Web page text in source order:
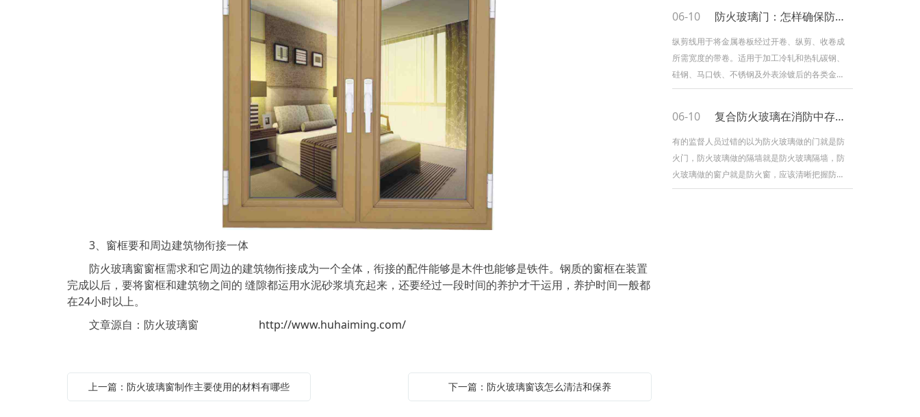
3、窗框要和周边建筑物衔接一体
防火玻璃窗窗框需求和它周边的建筑物衔接成为一个全体，衔接的配件能够是木件也能够是铁件。钢质的窗框在装置
完成以后，要将窗框和建筑物之间的 缝隙都运用水泥砂浆填充起来，还要经过一段时间的养护才干运用，养护时间一般都
在24小时以上。
文章源自：防火玻璃窗
http://www.huhaiming.com/
上一篇：防火玻璃窗制作主要使用的材料有哪些 下一篇：防火玻璃窗该怎么清洁和保养
前后中止的时刻度，解决横平、竖直、环境不一
样。(3)防火玻璃一般安装在什么东西的
06-10 防火玻璃门：怎样确保防火门能在危急时刻发挥作用
纵剪线用于将金属卷板经过开卷、纵剪、收卷成
所需宽度的带卷。适用于加工冷轧和热轧碳钢、
硅钢、马口铁、不锈钢及外表涂镀后的各类金属
资料。下面咱们再来看看纵剪线的裁剪动力这方
服操控技能，速度快，噪音小，寿命长。模具：
选用进口合金钢制造的模具，具有剪切毛刺小
06-10 复合防火玻璃在消防中存在哪些问题
有的监督人员过错的以为防火玻璃做的门就是防
火门，防火玻璃做的隔墙就是防火玻璃隔墙，防
火玻璃做的窗户就是防火窗，应该清晰把握防火
玻璃、防火玻璃隔墙、防火门、防火窗是不同的